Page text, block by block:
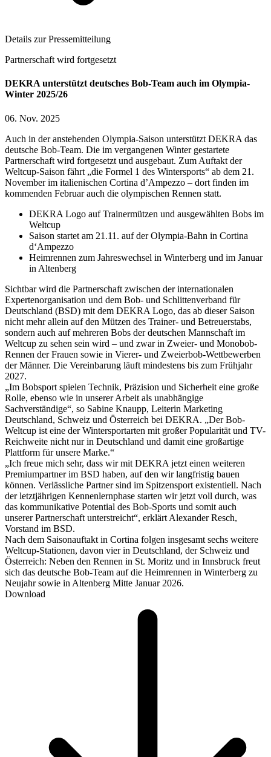
Details zur Pressemitteilung
Partnerschaft wird fortgesetzt
DEKRA unterstützt deutsches Bob-Team auch im Olympia-
Winter 2025/26
06. Nov. 2025
Auch in der anstehenden Olympia-Saison unterstützt DEKRA das
deutsche Bob-Team. Die im vergangenen Winter gestartete
Partnerschaft wird fortgesetzt und ausgebaut. Zum Auftakt der
Weltcup-Saison fährt „die Formel 1 des Wintersports“ ab dem 21.
November im italienischen Cortina d’Ampezzo – dort finden im
kommenden Februar auch die olympischen Rennen statt.
DEKRA Logo auf Trainermützen und ausgewählten Bobs im
Weltcup
Saison startet am 21.11. auf der Olympia-Bahn in Cortina
d‘Ampezzo
Heimrennen zum Jahreswechsel in Winterberg und im Januar
in Altenberg
Sichtbar wird die Partnerschaft zwischen der internationalen
Expertenorganisation und dem Bob- und Schlittenverband für
Deutschland (BSD) mit dem DEKRA Logo, das ab dieser Saison
nicht mehr allein auf den Mützen des Trainer- und Betreuerstabs,
sondern auch auf mehreren Bobs der deutschen Mannschaft im
Weltcup zu sehen sein wird – und zwar in Zweier- und Monobob-
Rennen der Frauen sowie in Vierer- und Zweierbob-Wettbewerben
der Männer. Die Vereinbarung läuft mindestens bis zum Frühjahr
2027.
„Im Bobsport spielen Technik, Präzision und Sicherheit eine große
Rolle, ebenso wie in unserer Arbeit als unabhängige
Sachverständige“, so Sabine Knaupp, Leiterin Marketing
Deutschland, Schweiz und Österreich bei DEKRA. „Der Bob-
Weltcup ist eine der Wintersportarten mit großer Popularität und TV-
Reichweite nicht nur in Deutschland und damit eine großartige
Plattform für unsere Marke.“
„Ich freue mich sehr, dass wir mit DEKRA jetzt einen weiteren
Premiumpartner im BSD haben, auf den wir langfristig bauen
können. Verlässliche Partner sind im Spitzensport existentiell. Nach
der letztjährigen Kennenlernphase starten wir jetzt voll durch, was
das kommunikative Potential des Bob-Sports und somit auch
unserer Partnerschaft unterstreicht“, erklärt Alexander Resch,
Vorstand im BSD.
Nach dem Saisonauftakt in Cortina folgen insgesamt sechs weitere
Weltcup-Stationen, davon vier in Deutschland, der Schweiz und
Österreich: Neben den Rennen in St. Moritz und in Innsbruck freut
sich das deutsche Bob-Team auf die Heimrennen in Winterberg zu
Neujahr sowie in Altenberg Mitte Januar 2026.
Download